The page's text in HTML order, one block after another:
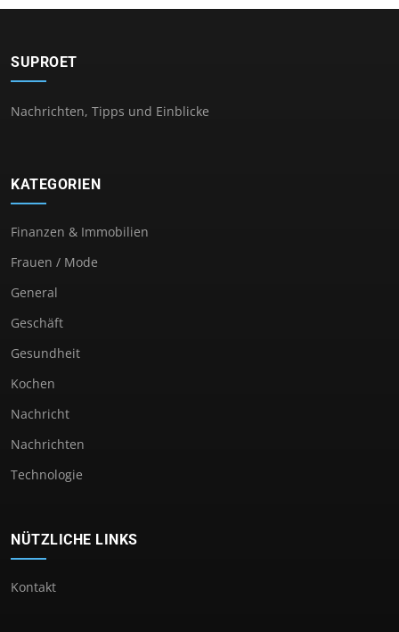
SUPROET
Nachrichten, Tipps und Einblicke
KATEGORIEN
Finanzen & Immobilien
Frauen / Mode
General
Geschäft
Gesundheit
Kochen
Nachricht
Nachrichten
Technologie
NÜTZLICHE LINKS
Kontakt